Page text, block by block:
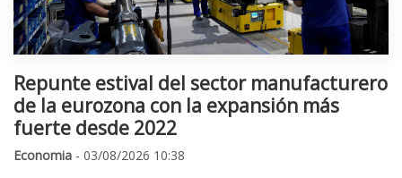
Repunte estival del sector manufacturero
de la eurozona con la expansión más
fuerte desde 2022
Economia - 03/08/2026 10:38